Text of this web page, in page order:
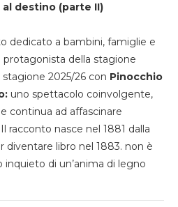
destino (parte II)
dedicato a bambini, famiglie e
della stagione
2025/26 con Pinocchio
uno spettacolo coinvolgente,
continua ad affascinare
nasce nel 1881 dalla
diventare libro nel 1883. non è
inquieto di un’anima di legno